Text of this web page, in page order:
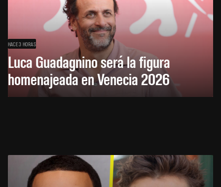
HACE 3 HORAS
Luca Guadagnino será la figura
homenajeada en Venecia 2026